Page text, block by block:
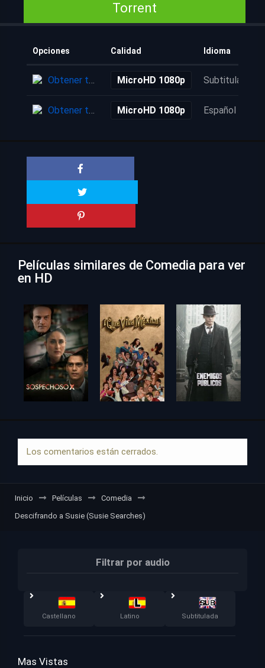
Torrent
Opciones Calidad Idioma
Obtener torrent MicroHD 1080p Subtitulada
Obtener torrent MicroHD 1080p Español
Películas similares de Comedia para ver
en HD
Los comentarios están cerrados.
Inicio Películas
Comedia
Descifrando a Susie (Susie Searches)
Filtrar por audio
Castellano Latino Subtitulada
Mas Vistas